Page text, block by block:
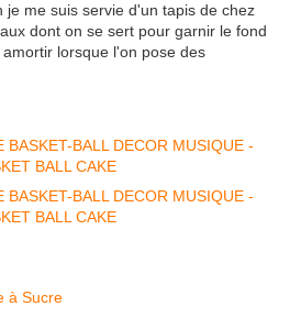
je me suis servie d'un tapis de chez
dont on se sert pour garnir le fond
lorsque l'on pose des
à Sucre